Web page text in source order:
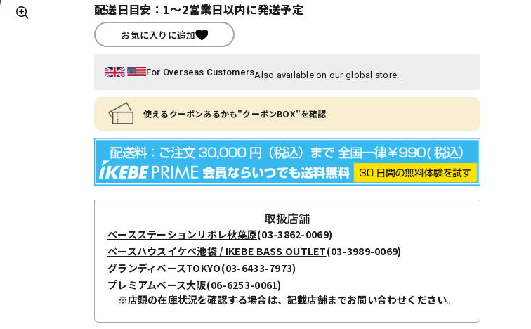
配送日目安：1～2営業日以内に発送予定
お気に入りに追加
For Overseas CustomersAlso available on our global store.
使えるクーポンあるかも"クーポンBOX"を確認
取扱店舗
ベースステーションリボレ秋葉原(03-3862-0069)
ベースハウスイケベ池袋 / IKEBE BASS OUTLET(03-3989-0069)
グランディベースTOKYO(03-6433-7973)
プレミアムベース大阪(06-6253-0061)
※店頭の在庫状況を確認する場合は、記載店舗までお問い合わせください。